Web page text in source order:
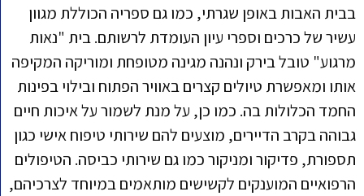
בבית האבות באופן שגרתי, כמו גם ספריה הכוללת מגוון
עשיר של כרכים וספרי עיון העומדת לרשותם. בית "נאות
מרגוע" טובל בירק ונהנה מגינה מטופחת ומוריקה המקיפה
אותו ומאפשרת טיולים קצרים באוויר הפתוח ובילוי בפינות
החמד הכלולות בה. כמו כן, על מנת לשמור על איכות חיים
גבוהה בקרב הדיירים, מוצעים להם שירותי טיפוח אישי כגון
תספורת, פדיקור ומניקור כמו גם שירותי כביסה. הטיפולים
הרפואיים המוענקים לקשישים מותאמים במיוחד לצרכיהם,